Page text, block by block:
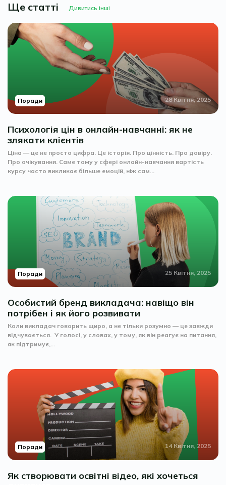
Ще статті Дивитись інші
Поради 28 Квітня, 2025
Психологія цін в онлайн-навчанні: як не
злякати клієнтів
Ціна — це не просто цифра. Це історія. Про цінність. Про довіру.
Про очікування. Саме тому у сфері онлайн-навчання вартість
курсу часто викликає більше емоцій, ніж сам...
Поради 25 Квітня, 2025
Особистий бренд викладача: навіщо він
потрібен і як його розвивати
Коли викладач говорить щиро, а не тільки розумно — це завжди
відчувається. У голосі, у словах, у тому, як він реагує на питання,
як підтримує,...
Поради 14 Квітня, 2025
Як створювати освітні відео, які хочеться